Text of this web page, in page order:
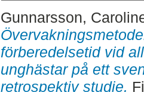
Gunnarsson,
förberedelsetid vid
unghästar på ett
retrospektiv studie.